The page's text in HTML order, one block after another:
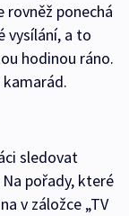
rovněž ponechá
vysílání, a to
hodinou ráno.
sledovat
pořady, které
v záložce „TV